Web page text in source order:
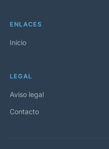
ENLACES
Inicio
LEGAL
Aviso legal
Contacto